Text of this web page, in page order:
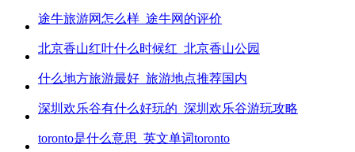
途牛旅游网怎么样_途牛网的评价
北京香山红叶什么时候红_北京香山公园
什么地方旅游最好_旅游地点推荐国内
深圳欢乐谷有什么好玩的_深圳欢乐谷游玩攻略
toronto是什么意思_英文单词toronto